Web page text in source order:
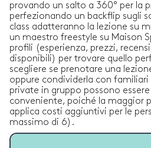
provando un salto a 360° per la
perfezionando un backflip sugli
class adatteranno la lezione su
un maestro freestyle su Maison
profili (esperienza, prezzi,
disponibili) per trovare quello
scegliere se prenotare una
oppure condividerla con familiari
private in gruppo possono
conveniente, poiché la maggior
applica costi aggiuntivi per le
massimo di 6).